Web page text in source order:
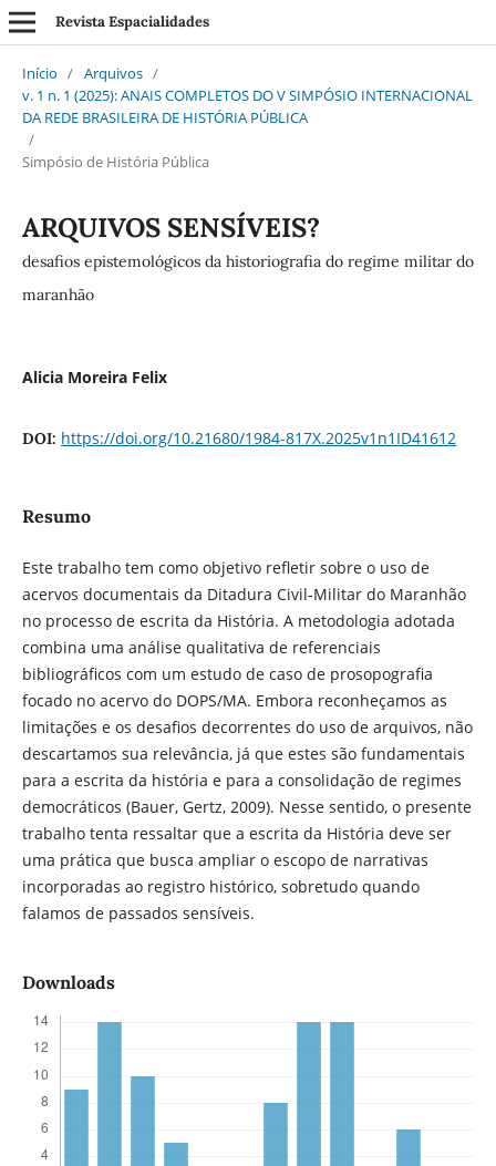
Revista Espacialidades
Início / Arquivos /
v. 1 n. 1 (2025): ANAIS COMPLETOS DO V SIMPÓSIO INTERNACIONAL
DA REDE BRASILEIRA DE HISTÓRIA PÚBLICA
/
Simpósio de História Pública
ARQUIVOS SENSÍVEIS?
desafios epistemológicos da historiografia do regime militar do
maranhão
Alicia Moreira Felix
DOI: https://doi.org/10.21680/1984-817X.2025v1n1ID41612
Resumo
Este trabalho tem como objetivo refletir sobre o uso de
acervos documentais da Ditadura Civil-Militar do Maranhão
no processo de escrita da História. A metodologia adotada
combina uma análise qualitativa de referenciais
bibliográficos com um estudo de caso de prosopografia
focado no acervo do DOPS/MA. Embora reconheçamos as
limitações e os desafios decorrentes do uso de arquivos, não
descartamos sua relevância, já que estes são fundamentais
para a escrita da história e para a consolidação de regimes
democráticos (Bauer, Gertz, 2009). Nesse sentido, o presente
trabalho tenta ressaltar que a escrita da História deve ser
uma prática que busca ampliar o escopo de narrativas
incorporadas ao registro histórico, sobretudo quando
falamos de passados sensíveis.
Downloads